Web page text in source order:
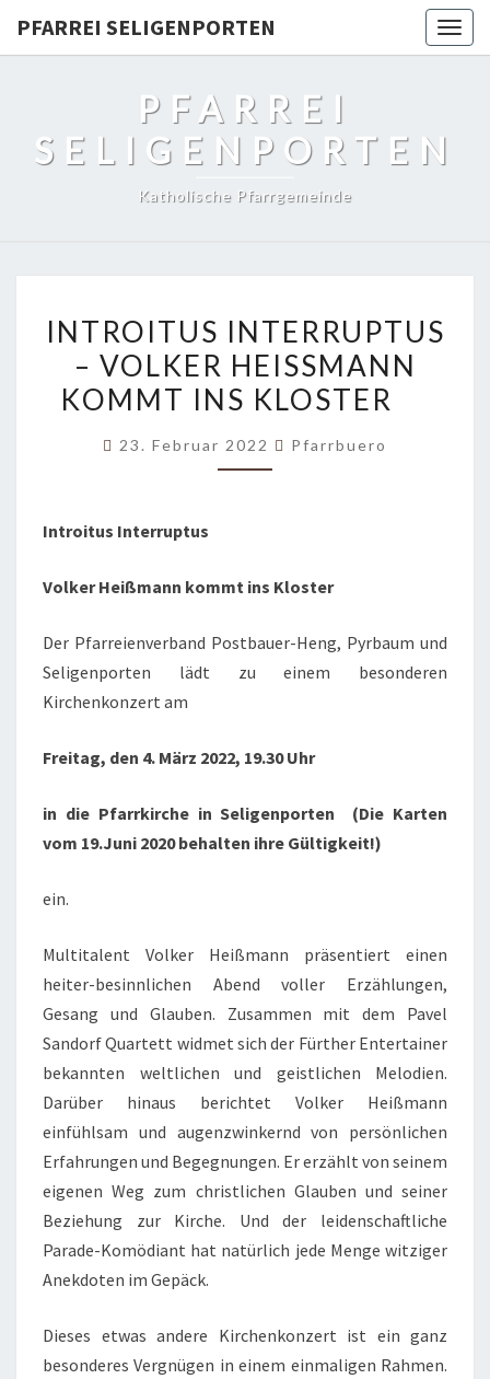
PFARREI SELIGENPORTEN
PFARREI
SELIGENPORTEN
Katholische Pfarrgemeinde
INTERRUPTUS
–
VOLKER
OMMT I
INTROITUS INTERRUPTUS
– VOLKER HEISSMANN K
OMMT INS KLOSTER
23. Februar 2022 Pfarrbuero
Introitus Interruptus
Volker Heißmann kommt ins Kloster
Der Pfarreienverband Postbauer-Heng, Pyrbaum und
Seligenporten lädt zu einem besonderen
Kirchenkonzert am
Freitag, den 4. März 2022, 19.30 Uhr
in die Pfarrkirche in Seligenporten (Die Karten
vom 19.Juni 2020 behalten ihre Gültigkeit!)
ein.
Multitalent Volker Heißmann präsentiert einen
heiter-besinnlichen Abend voller Erzählungen,
Gesang und Glauben. Zusammen mit dem Pavel
Sandorf Quartett widmet sich der Fürther Entertainer
bekannten weltlichen und geistlichen Melodien.
Darüber hinaus berichtet Volker Heißmann
einfühlsam und augenzwinkernd von persönlichen
Erfahrungen und Begegnungen. Er erzählt von seinem
eigenen Weg zum christlichen Glauben und seiner
Beziehung zur Kirche. Und der leidenschaftliche
Parade-Komödiant hat natürlich jede Menge witziger
Anekdoten im Gepäck.
Dieses etwas andere Kirchenkonzert ist ein ganz
besonderes Vergnügen in einem einmaligen Rahmen.